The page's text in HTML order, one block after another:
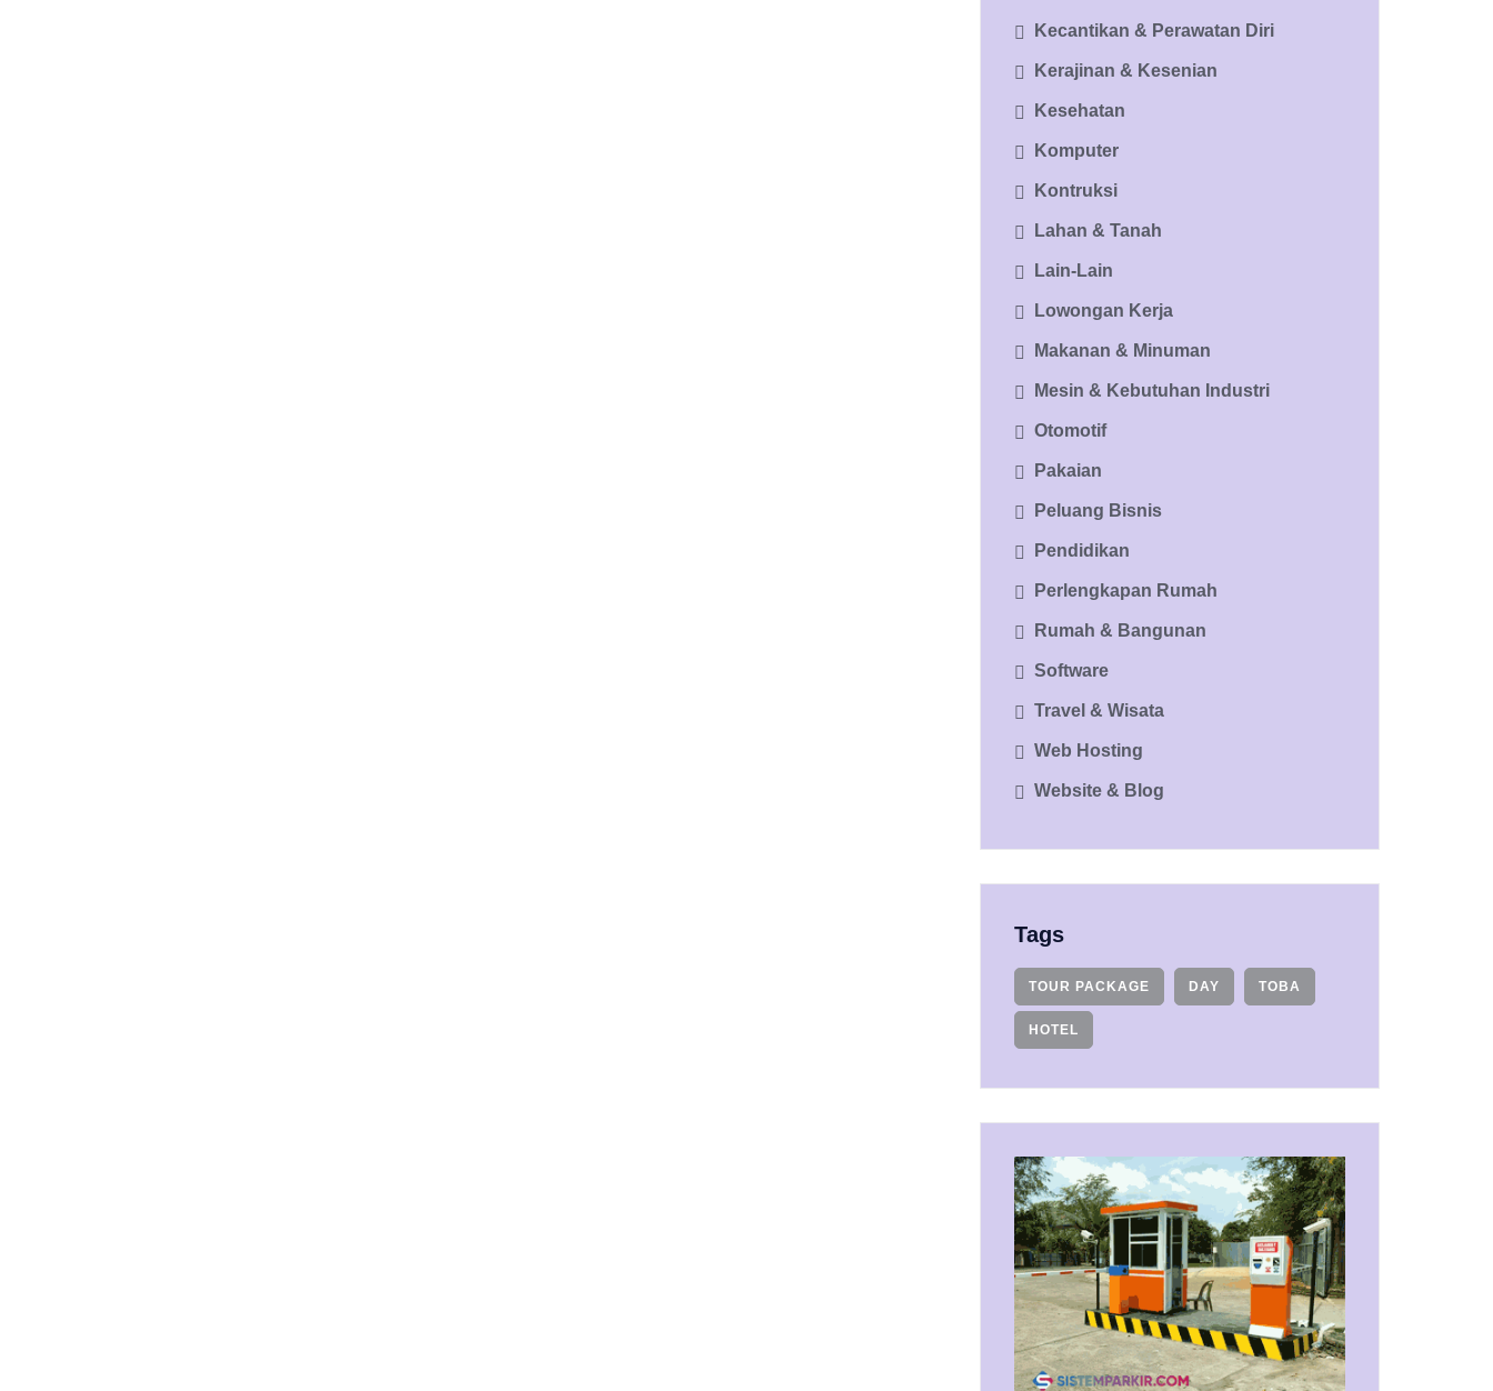
Kecantikan & Perawatan Diri
Kerajinan & Kesenian
Kesehatan
Komputer
Kontruksi
Lahan & Tanah
Lain-Lain
Lowongan Kerja
Makanan & Minuman
Mesin & Kebutuhan Industri
Otomotif
Pakaian
Peluang Bisnis
Pendidikan
Perlengkapan Rumah
Rumah & Bangunan
Software
Travel & Wisata
Web Hosting
Website & Blog
Tags
TOUR PACKAGE DAY TOBA
HOTEL